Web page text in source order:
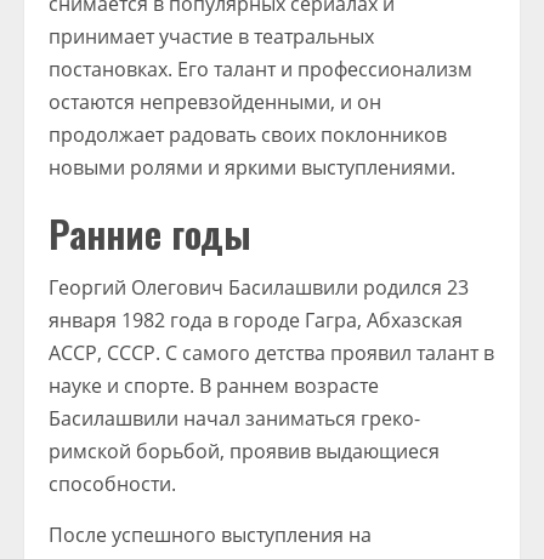
принимает участие в театральных
постановках. Его талант и профессионализм
остаются непревзойденными, и он
продолжает радовать своих поклонников
новыми ролями и яркими выступлениями.
Ранние годы
Георгий Олегович Басилашвили родился 23
января 1982 года в городе Гагра, Абхазская
АССР, СССР. С самого детства проявил талант в
науке и спорте. В раннем возрасте
Басилашвили начал заниматься греко-
римской борьбой, проявив выдающиеся
способности.
После успешного выступления на